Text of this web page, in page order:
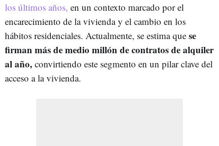
los últimos años, en un contexto marcado por el
encarecimiento de la vivienda y el cambio en los
hábitos residenciales. Actualmente, se estima que se
firman más de medio millón de contratos de alquiler
al año, convirtiendo este segmento en un pilar clave del
acceso a la vivienda.